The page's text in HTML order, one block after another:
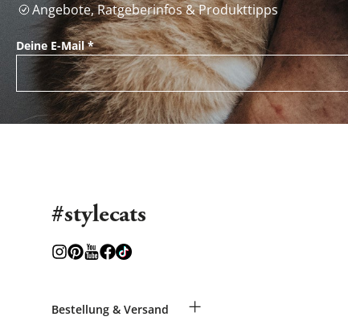
Angebote, Ratgeberinfos & Produkttipps
Deine E-Mail*
#stylecats
Bestellung & Versand +